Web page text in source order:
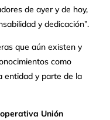
de ayer y de hoy,
y dedicación”.
que aún existen y
como
entidad y parte de la
Unión